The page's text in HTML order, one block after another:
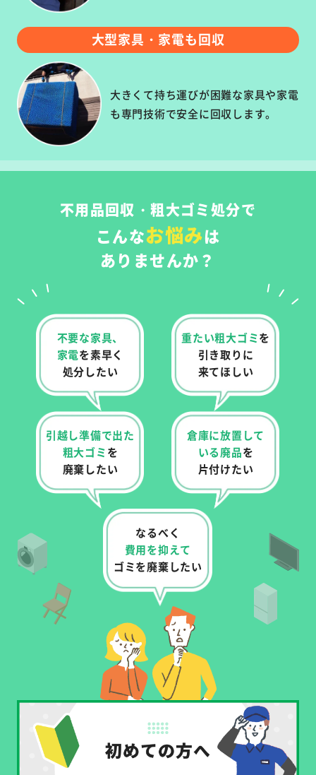
大型家具・家電も回収
大きくて持ち運びが困難な家具や家電
も専門技術で安全に回収します。
不用品回収・粗大ゴミ処分で
こんなお悩みは
ありませんか？
不要な家具、
家電を素早く
処分したい
重たい粗大ゴミを
引き取りに
来てほしい
引越し準備で出た
粗大ゴミを
廃棄したい
倉庫に放置して
いる廃品を
片付けたい
なるべく
費用を抑えて
ゴミを廃棄したい